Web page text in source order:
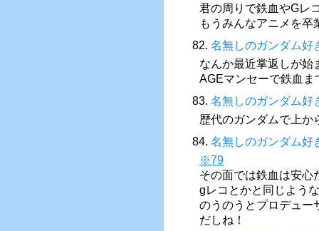
君の周りで鉄血やGレ
もうみんなアニメを
82. 名無しのガンダム好
なんか最近掌返しが始
AGEマンセーで鉄血
83. 名無しのガンダム好
歴代のガンダムで上か
84. 名無しのガンダム好
※79
その面では鉄血は安心
gレコとかと同じよう
のうのうとプロデュー
だしね！